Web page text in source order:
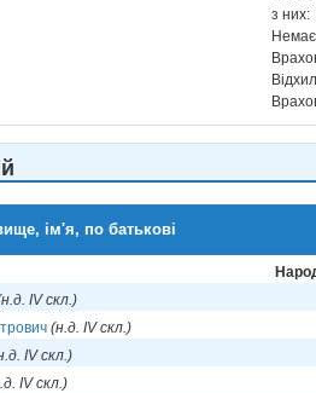
з них:
ім'я, по батькові
IV скл.)
(н.д. IV скл.)
IV скл.)
IV скл.)